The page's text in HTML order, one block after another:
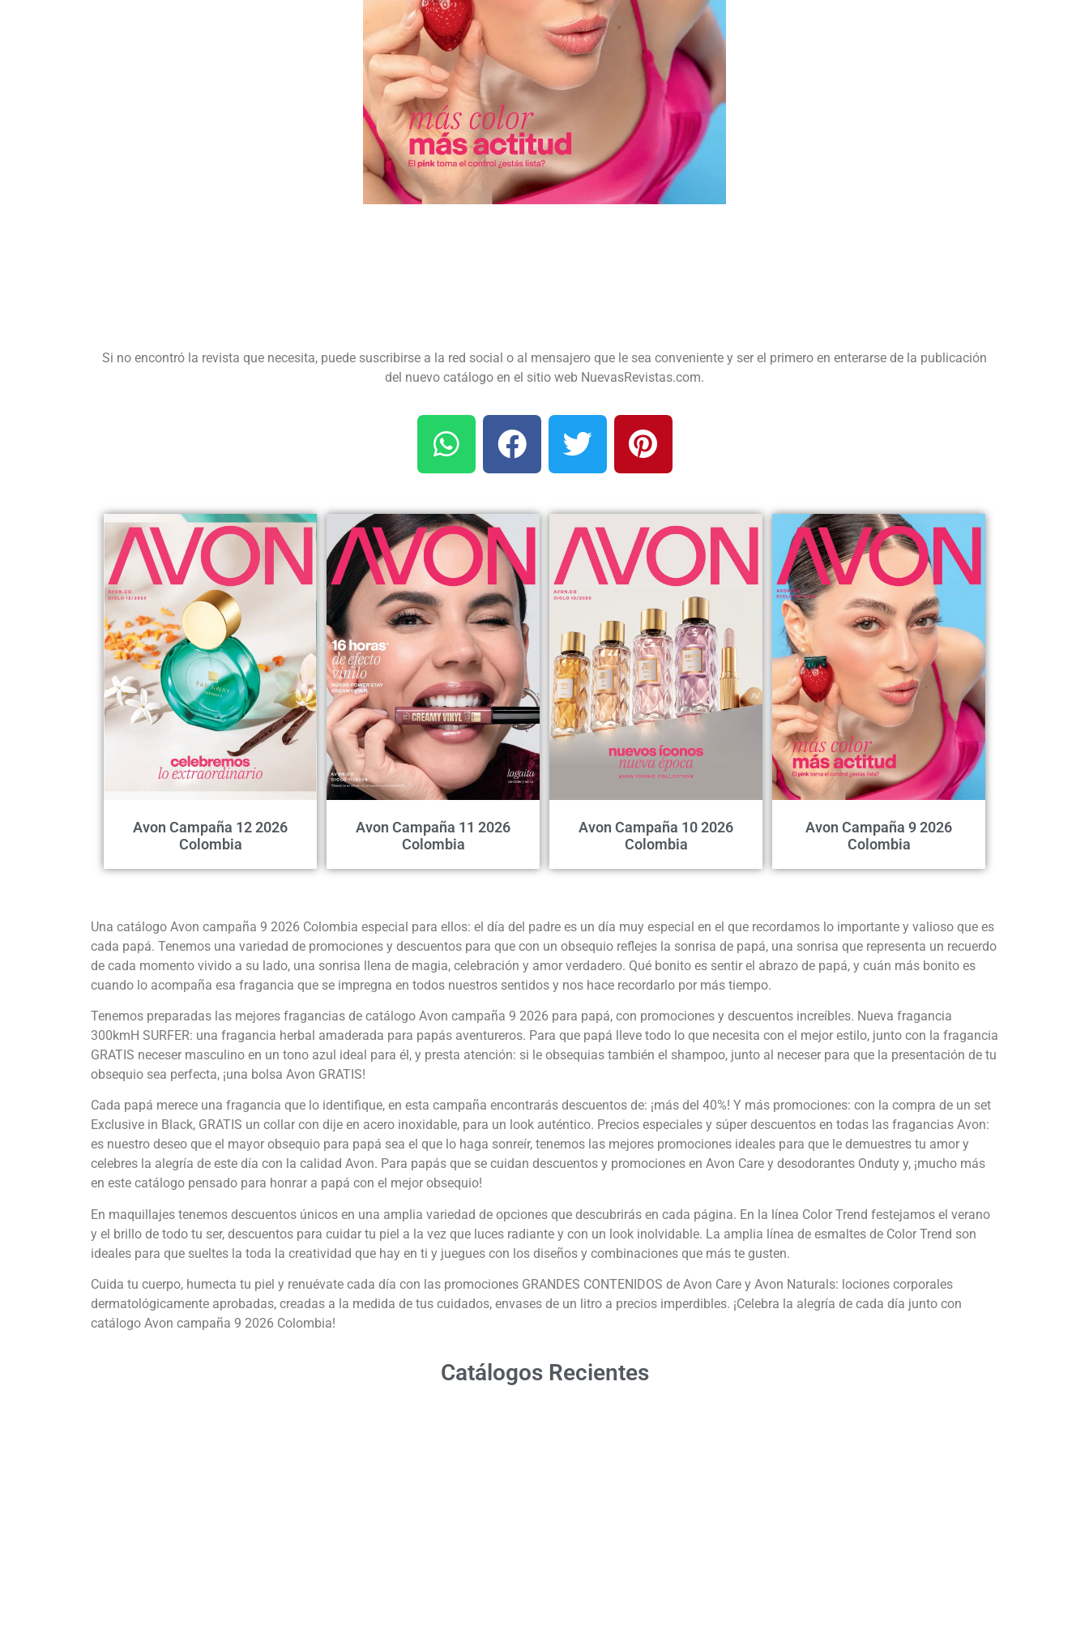
Si no encontró la revista que necesita, puede suscribirse a la red social o al mensajero que le sea conveniente y ser el primero en enterarse de la publicación
del nuevo catálogo en el sitio web NuevasRevistas.com.
Avon Campaña 12 2026
Colombia
Avon Campaña 11 2026
Colombia
Avon Campaña 10 2026
Colombia
Avon Campaña 9 2026
Colombia
Una catálogo Avon campaña 9 2026 Colombia especial para ellos: el día del padre es un día muy especial en el que recordamos lo importante y valioso que es
cada papá. Tenemos una variedad de promociones y descuentos para que con un obsequio reflejes la sonrisa de papá, una sonrisa que representa un recuerdo
de cada momento vivido a su lado, una sonrisa llena de magia, celebración y amor verdadero. Qué bonito es sentir el abrazo de papá, y cuán más bonito es
cuando lo acompaña esa fragancia que se impregna en todos nuestros sentidos y nos hace recordarlo por más tiempo.
Tenemos preparadas las mejores fragancias de catálogo Avon campaña 9 2026 para papá, con promociones y descuentos increíbles. Nueva fragancia
300kmH SURFER: una fragancia herbal amaderada para papás aventureros. Para que papá lleve todo lo que necesita con el mejor estilo, junto con la fragancia
GRATIS neceser masculino en un tono azul ideal para él, y presta atención: si le obsequias también el shampoo, junto al neceser para que la presentación de tu
obsequio sea perfecta, ¡una bolsa Avon GRATIS!
Cada papá merece una fragancia que lo identifique, en esta campaña encontrarás descuentos de: ¡más del 40%! Y más promociones: con la compra de un set
Exclusive in Black, GRATIS un collar con dije en acero inoxidable, para un look auténtico. Precios especiales y súper descuentos en todas las fragancias Avon:
es nuestro deseo que el mayor obsequio para papá sea el que lo haga sonreír, tenemos las mejores promociones ideales para que le demuestres tu amor y
celebres la alegría de este día con la calidad Avon. Para papás que se cuidan descuentos y promociones en Avon Care y desodorantes Onduty y, ¡mucho más
en este catálogo pensado para honrar a papá con el mejor obsequio!
En maquillajes tenemos descuentos únicos en una amplia variedad de opciones que descubrirás en cada página. En la línea Color Trend festejamos el verano
y el brillo de todo tu ser, descuentos para cuidar tu piel a la vez que luces radiante y con un look inolvidable. La amplia línea de esmaltes de Color Trend son
ideales para que sueltes la toda la creatividad que hay en ti y juegues con los diseños y combinaciones que más te gusten.
Cuida tu cuerpo, humecta tu piel y renuévate cada día con las promociones GRANDES CONTENIDOS de Avon Care y Avon Naturals: lociones corporales
dermatológicamente aprobadas, creadas a la medida de tus cuidados, envases de un litro a precios imperdibles. ¡Celebra la alegría de cada día junto con
catálogo Avon campaña 9 2026 Colombia!
Catálogos Recientes